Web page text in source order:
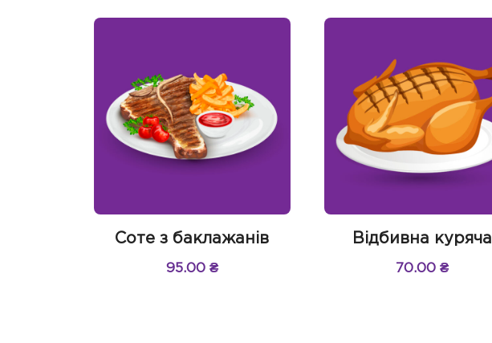
Соте з баклажанів
95.00 ₴
Відбивна куряча
70.00₴